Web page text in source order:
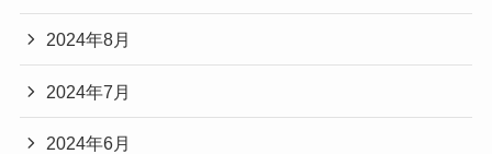
2024年8月
2024年7月
2024年6月